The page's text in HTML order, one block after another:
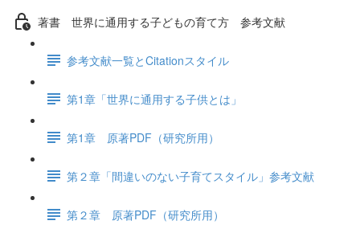
著書 世界に通用する子どもの育て方 参考文献
参考文献一覧とCitationスタイル
第1章「世界に通用する子供とは」
第1章 原著PDF（研究所用）
第２章「間違いのない子育てスタイル」参考文献
第２章 原著PDF（研究所用）